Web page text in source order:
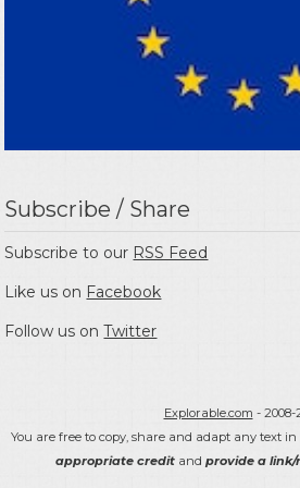
Subscribe / Share
Subscribe to our RSS Feed
Like us on Facebook
Follow us onTwitter
Explorable.com - 2008-
You are free to copy, share and adapt any text
appropriate credit and provide a link/